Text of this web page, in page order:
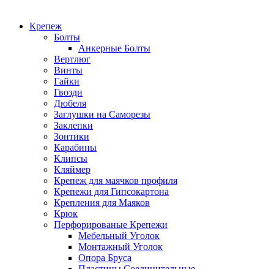
Крепеж
Болты
Анкерные Болты
Вертлюг
Винты
Гайки
Гвозди
Дюбеля
Заглушки на Саморезы
Заклепки
Зонтики
Карабины
Клипсы
Кляймер
Крепеж для маячков профиля
Крепежи для Гипсокартона
Крепления для Маяков
Крюк
Перфорированые Крепежи
Мебельный Уголок
Монтажный Уголок
Опора Бруса